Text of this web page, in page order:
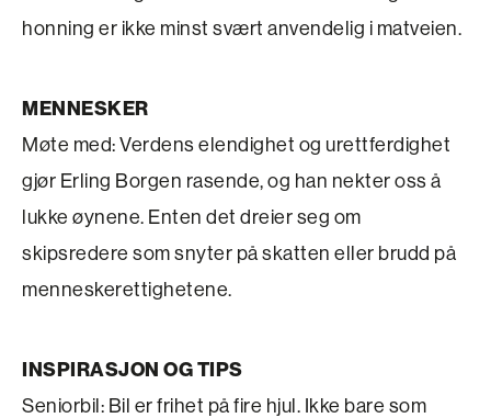
honning er ikke minst svært anvendelig i matveien.
MENNESKER
Møte med: Verdens elendighet og urettferdighet
gjør Erling Borgen rasende, og han nekter oss å
lukke øynene. Enten det dreier seg om
skipsredere som snyter på skatten eller brudd på
menneskerettighetene.
INSPIRASJON OG TIPS
Seniorbil: Bil er frihet på fire hjul. Ikke bare som